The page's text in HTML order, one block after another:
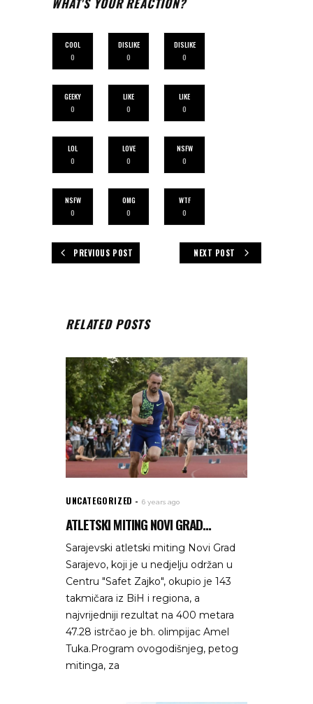
COOL
0
DISLIKE
0
DISLIKE
0
GEEKY
0
LIKE
0
LIKE
0
LOL
0
LOVE
0
NSFW
0
NSFW
0
OMG
0
WTF
0
PREVIOUS POST NEXT POST
RELATED POSTS
UNCATEGORIZED 6 years ago
ATLETSKI MITING NOVI GRAD...
Sarajevski atletski miting Novi Grad
Sarajevo, koji je u nedjelju održan u
Centru "Safet Zajko", okupio je 143
takmičara iz BiH i regiona, a
najvrijedniji rezultat na 400 metara
47.28 istrčao je bh. olimpijac Amel
Tuka.Program ovogodišnjeg, petog
mitinga, za